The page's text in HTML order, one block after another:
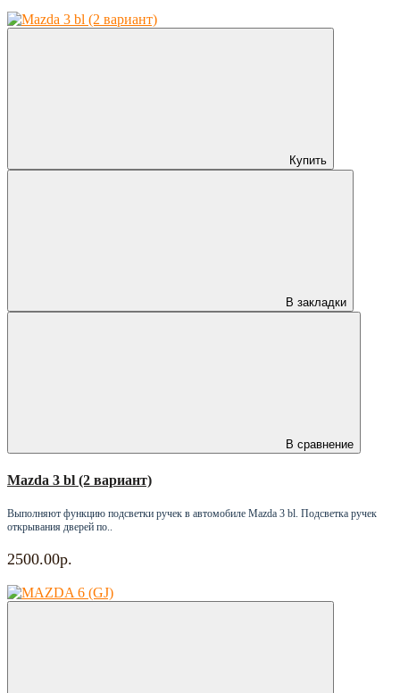
Купить
В закладки
В сравнение
Mazda 3 bl (2 вариант)
Выполняют функцию подсветки ручек в автомобиле Mazda 3 bl. Подсветка ручек
открывания дверей по..
2500.00р.